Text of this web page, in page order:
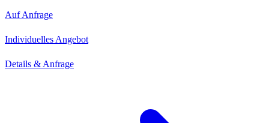
Auf Anfrage
Individuelles Angebot
Details & Anfrage